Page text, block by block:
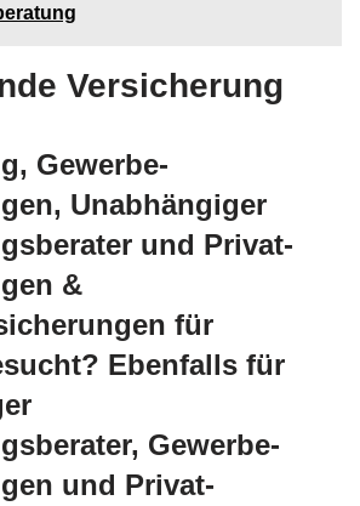
Versicherung
Gewerbe-
Unabhängiger
und Privat-
&
für
Ebenfalls für
Gewerbe-
und Privat-